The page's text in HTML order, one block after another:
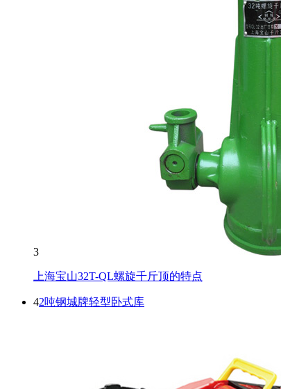
3
上海宝山32T-QL螺旋千斤顶的特点
42吨钢城牌轻型卧式库